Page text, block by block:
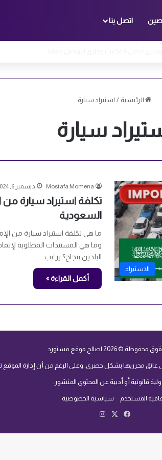
اتصل بنا
الرئيسية / استيراد سيارة
سيارة
الاستيراد
Mostafa Momena ديسمبر 6, 2024
تكلفة استيراد سيارة من
السعودية
ما هي تكلفة استيراد سيارة من
وما هي المستندات المطلوبة
البلدين بنجاح؟ يرغب…
أكمل القراءة »
© 2026 لصالح موقع مستورد.
محرريها بشكل حصري. وعلى الرغم من أن إدارة الموقع
قانونية أو أدبية عن المحتوى المنشور.
المستخدم سياسية الخصوصية
فيسبوك